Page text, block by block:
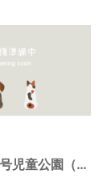
千日町第３号児童公園（奈良県大和郡山市）